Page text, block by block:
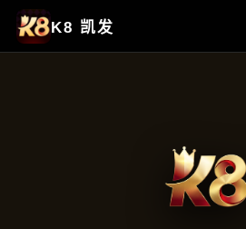
案例精选